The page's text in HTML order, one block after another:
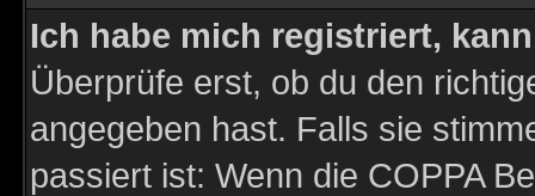
Ich habe mich registriert,
Überprüfe erst, ob du den
angegeben hast. Falls sie
passiert ist: Wenn die COPPA